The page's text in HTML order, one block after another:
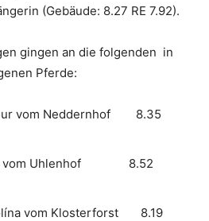
(Gebäude: 8.27 RE 7.92).
gingen an die folgenden in
Pferde:
vom Neddernhof 8.35
vom Uhlenhof 8.52
vom Klosterforst 8.19